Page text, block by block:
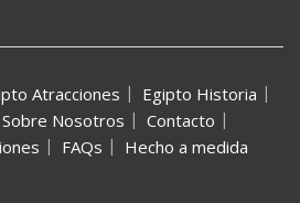
Atracciones
Egipto Historia
Sobre Nosotros
Contacto
FAQs Hecho a medida